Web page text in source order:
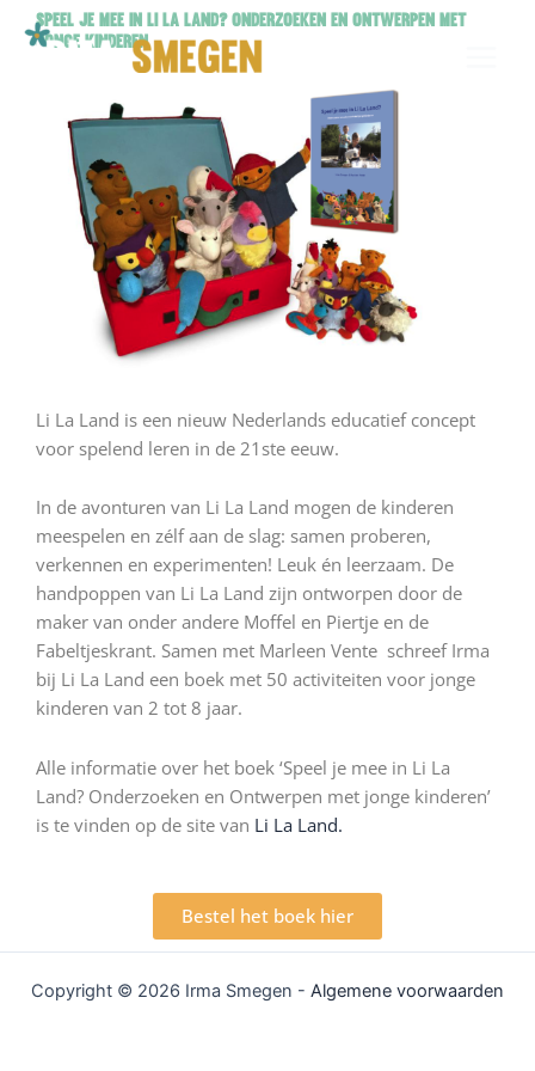
naar
Speel je mee in Li La Land? Onderzoeken en Ontwerpen met
jonge kinderen
Li La Land is een nieuw Nederlands educatief concept
voor spelend leren in de 21ste eeuw.
In de avonturen van Li La Land mogen de kinderen
meespelen en zélf aan de slag: samen proberen,
verkennen en experimenten! Leuk én leerzaam. De
handpoppen van Li La Land zijn ontworpen door de
maker van onder andere Moffel en Piertje en de
Fabeltjeskrant. Samen met Marleen Vente schreef Irma
bij Li La Land een boek met 50 activiteiten voor jonge
kinderen van 2 tot 8 jaar.
Alle informatie over het boek ‘Speel je mee in Li La
Land? Onderzoeken en Ontwerpen met jonge kinderen’
is te vinden op de site van Li La Land.
Bestel het boek hier
Copyright © 2026 Irma Smegen - Algemene voorwaarden